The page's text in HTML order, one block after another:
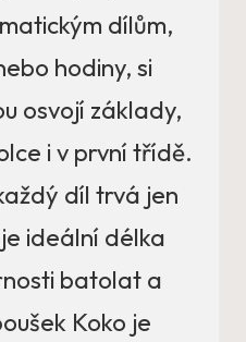
dílům,
hodiny, si
osvojí základy,
i v první třídě.
díl trvá jen
ideální délka
batolat a
Koko je